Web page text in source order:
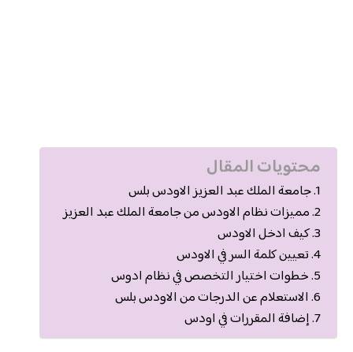
محتويات المقال
جامعة الملك عبد العزيز الاودس بلس
مميزات نظام الاودس من جامعة الملك عبد العزيز
كيف ادخل الاودس
تعيين كلمة السر في الاودس
خطوات اختيار التخصص في نظام ادوس
الاستعلام عن الدرجات من الاودس بلس
إضافة المقررات في اودس